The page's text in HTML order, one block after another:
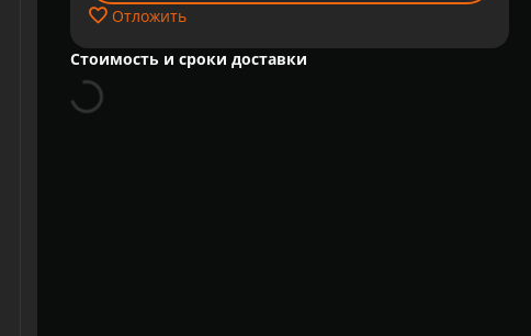
Отложить
Стоимость и сроки доставки